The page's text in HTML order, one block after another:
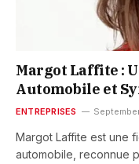
Margot Laffite :
Automobile et
ENTREPRISES
Margot Laffite est une
automobile, reconnue